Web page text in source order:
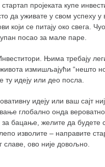
пројеката купе
да уживате у свом успеху
који се питају око свега.
посао за мале паре.
Њима требају
измишљајући “нешто
ту идеју или део посла.
идеју или ваш сајт
глобално онда
за бацање, желите да будете
изволите – направите
славе, ово није довољно.